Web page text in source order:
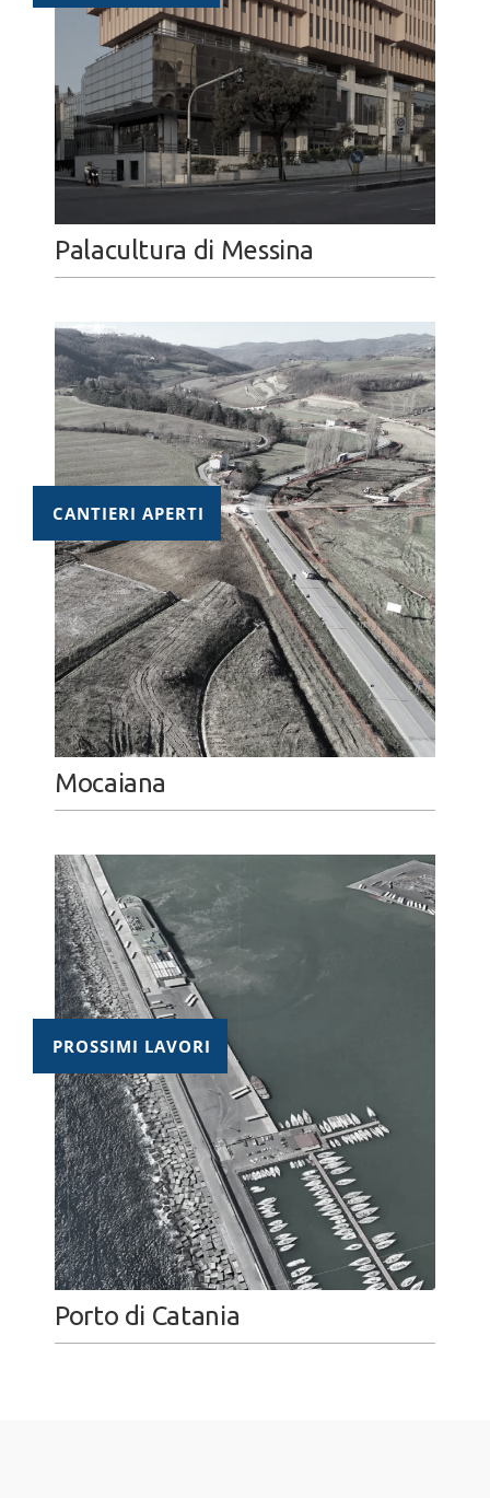
Palacultura di Messina
CANTIERI APERTI
Mocaiana
PROSSIMI LAVORI
Porto di Catania